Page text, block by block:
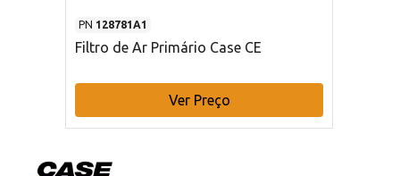
PN 128781A1
Filtro de Ar Primário Case CE
Ver Preço